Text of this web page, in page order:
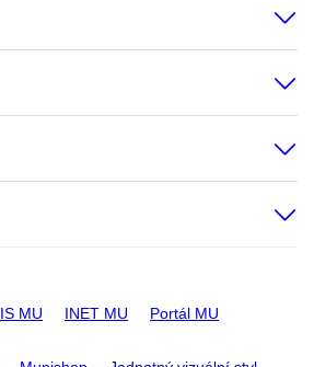
IS MU INET MU Portál MU